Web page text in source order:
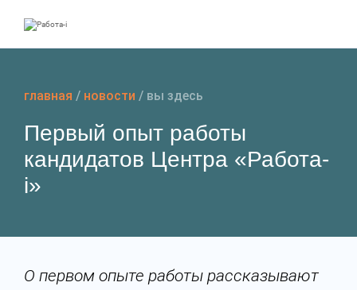
содержанию
главная / новости / вы здесь
Первый опыт работы
кандидатов Центра «Работа-
i»
О первом опыте работы рассказывают